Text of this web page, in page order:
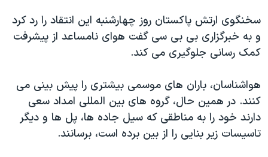
سفر پرزیدنت ترامپ به چین
سخنگوی ارتش پاکستان روز چهارشنبه این انتقاد را رد کرد
و به خبرگزاری بی بی سی گفت هوای نامساعد از پیشرفت
کمک رسانی جلوگیری می کند.
هواشناسان، باران های موسمی بیشتری را پیش بینی می
کنند. در همین حال، گروه های بین المللی امداد سعی
دارند خود را به مناطقی که سیل جاده ها، پل ها و دیگر
تاسیسات زیر بنایی را از بین برده است، برسانند.